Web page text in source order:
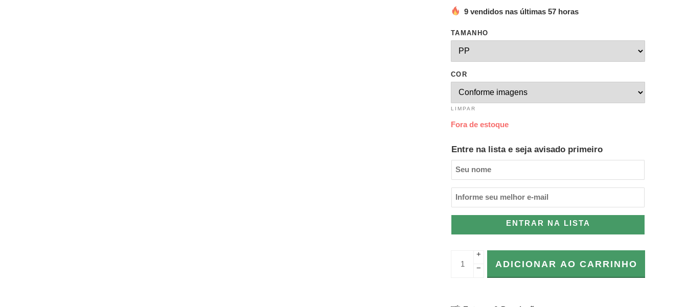
9 vendidos nas últimas 57 horas
TAMANHO
COR
LIMPAR
Fora de estoque
Entre na lista e seja avisado primeiro
ENTRAR NA LISTA
+
−
ADICIONAR AO CARRINHO